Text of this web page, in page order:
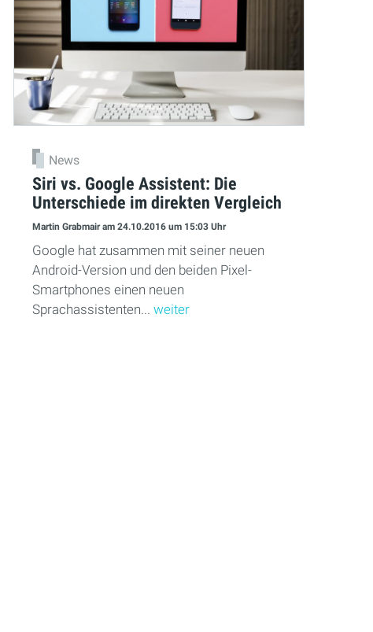
News
Siri vs. Google Assistent: Die
Unterschiede im direkten Vergleich
Martin Grabmairam 24.10.2016 um 15:03 Uhr
Google hat zusammen mit seiner neuen
Android-Version und den beiden Pixel-
Smartphones einen neuen
Sprachassistenten... weiter